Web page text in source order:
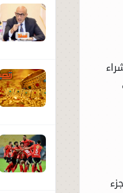
للبيع، و6775 جنيهًا للشراء